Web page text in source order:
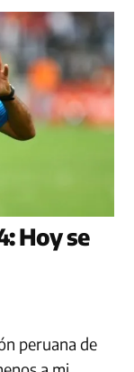
Hoy se
peruana de